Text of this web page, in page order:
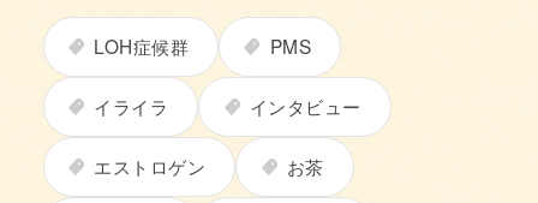
LOH症候群 PMS
イライラ インタビュー
エストロゲン お茶